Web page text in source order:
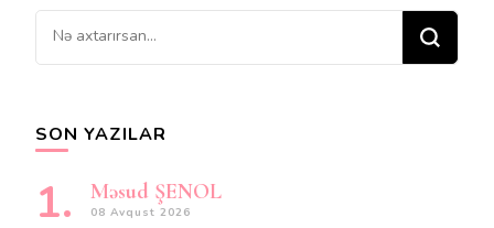
Bir
şey
SON YAZILAR
Məsud ŞENOL
08 Avqust 2026